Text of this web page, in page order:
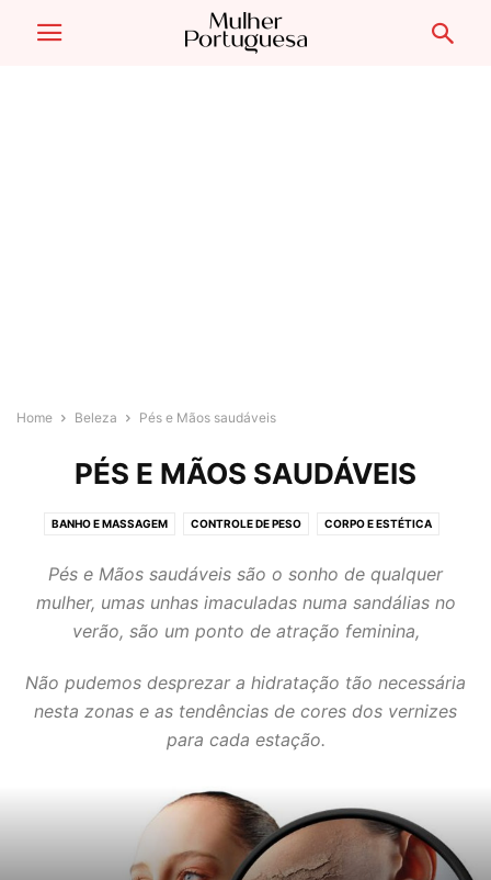
Home Beleza Pés e Mãos saudáveis
PÉS E MÃOS SAUDÁVEIS
BANHO E MASSAGEM CONTROLE DE PESO CORPO E ESTÉTICA
Pés e Mãos saudáveis são o sonho de qualquer
mulher, umas unhas imaculadas numa sandálias no
verão, são um ponto de atração feminina,
Não pudemos desprezar a hidratação tão necessária
nesta zonas e as tendências de cores dos vernizes
para cada estação.